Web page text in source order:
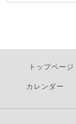
トップページ
カレンダー